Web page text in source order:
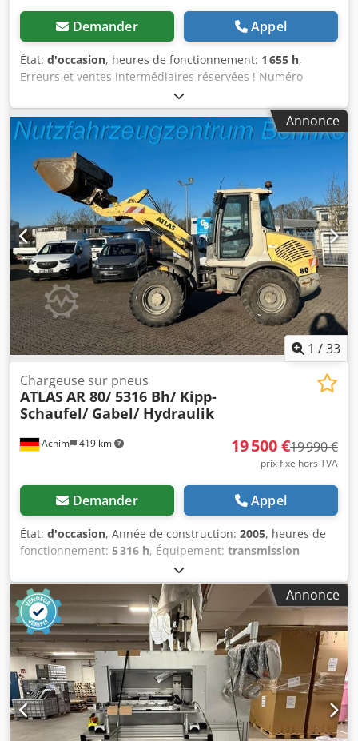
Demander Appel
État: d'occasion, heures de fonctionnement: 1 655 h,
Erreurs et ventes intermédiaires réservées ! Numéro
interne : 1433. Moteur PERKINS. Cjdpfx Aozp Avkjlgsha Le
véhicule n’a pas été remis à neuf. Livraison possible dans
toute l’Allemagne moyennant un supplément. Erreurs et
ventes intermédiaires réservées. Nous reprenons votre
ancien véhicule avec plaisir. Financement/location
possible, même sans apport initial ! Vous avez d’autres
questions ? Nous serons heureux de vous conseiller !
Annonce
1 /33
Achim 419 km
Chargeuse sur pneus
ATLASAR 80/ 5316 Bh/ Kipp-
Schaufel/ Gabel/ Hydraulik
19 500 €19 990 €
prix fixe hors TVA
Demander Appel
État: d'occasion, Année de construction: 2005, heures de
fonctionnement: 5 316 h, Équipement: transmission
, Équipement : Codpfxjx Rfbzo Algeha * 5 316
heures de fonctionnement * Puissance moteur 53,5 kW *
20 km/h * Raccordements hydrauliques * Projecteurs
supplémentaires * Gyrophare * Attache rapide Divers : *
1er propriétaire * Première livraison en Allemagne *
Année de fabrication : 2005 * Poids à vide : 5 975 kg *
Poids total : 6 500 kg * Message d’erreur au niveau du frein
Depuis 1972, votre partenaire fiable pour les véhicules
automobiles et utilitaires à 28832 Achim, près de Bremer
Kreuz. Le centre utilitaire Behnke propose en permanence
environ 200 véhicules dans les catégories utilitaires,
Annonce